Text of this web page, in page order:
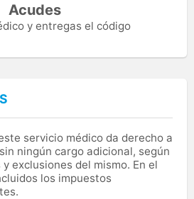
Acudes
y entregas el código
servicio médico da derecho a
ningún cargo adicional, según
exclusiones del mismo. En el
los impuestos